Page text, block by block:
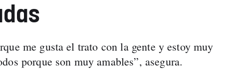
me gusta el trato con la gente y estoy muy
porque son muy amables”, asegura.